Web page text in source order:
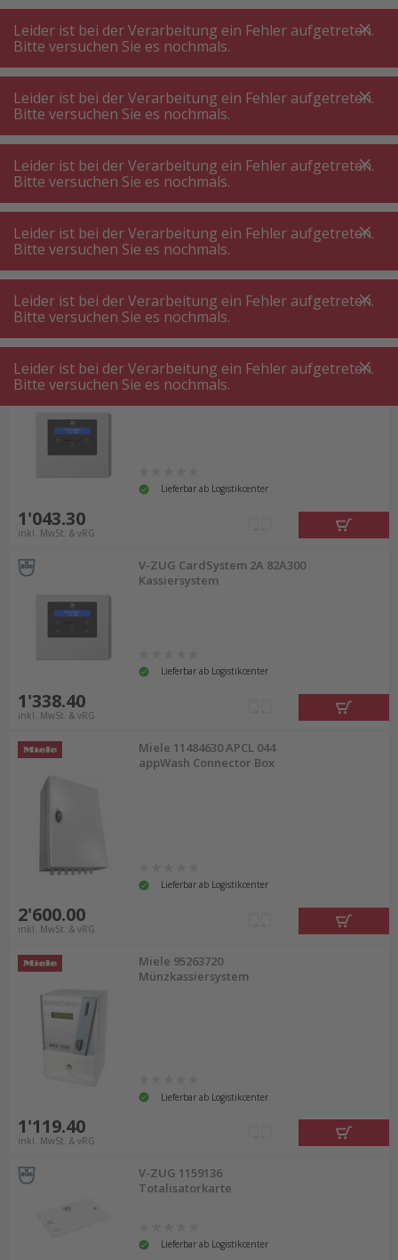
A +++
A+++
A +++
A+++
MyPost
MyPost
MENÜ SUCHE
Ausstattung Waschküche Bezahlsystem Waschküche
Bezahlsystem Waschküche
Produktfilter
27 P.
Sortieren nach
V-ZUG CardSystem 1A 81A300
Lieferbar ab Logistikcenter
1'043.30
inkl. MwSt. & vRG
V-ZUG CardSystem 2A 82A300
Kassiersystem
Lieferbar ab Logistikcenter
1'338.40
inkl. MwSt. & vRG
Miele 11484630 APCL 044
appWash Connector Box
Lieferbar ab Logistikcenter
2'600.00
inkl. MwSt. & vRG
Miele 95263720
Münzkassiersystem
Lieferbar ab Logistikcenter
1'119.40
inkl. MwSt. & vRG
V-ZUG 1159136
Totalisatorkarte
Lieferbar ab Logistikcenter
Leider ist bei der Verarbeitung ein Fehler aufgetreten.
Bitte versuchen Sie es nochmals.
Leider ist bei der Verarbeitung ein Fehler aufgetreten.
Bitte versuchen Sie es nochmals.
Leider ist bei der Verarbeitung ein Fehler aufgetreten.
Bitte versuchen Sie es nochmals.
Leider ist bei der Verarbeitung ein Fehler aufgetreten.
Bitte versuchen Sie es nochmals.
Leider ist bei der Verarbeitung ein Fehler aufgetreten.
Bitte versuchen Sie es nochmals.
Leider ist bei der Verarbeitung ein Fehler aufgetreten.
Bitte versuchen Sie es nochmals.